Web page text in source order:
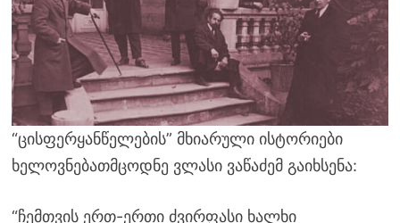
“ცისფერყანწელების” მხიარული ისტორიები
ხელოვნებათმცოდნე ვლასი ვაწაძემ გაიხსენა:
“ჩემთვის ერთ-ერთი ძვირფასი ხალხი